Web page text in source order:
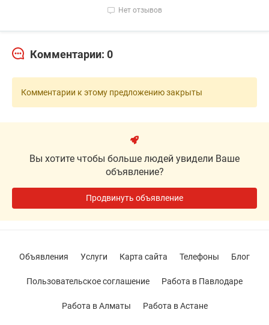
Нет отзывов
Комментарии: 0
Комментарии к этому предложению закрыты
Вы хотите чтобы больше людей увидели Ваше
объявление?
Продвинуть объявление
Объявления Услуги Карта сайта Телефоны Блог
Пользовательское соглашение Работа в Павлодаре
Работа в Алматы Работа в Астане